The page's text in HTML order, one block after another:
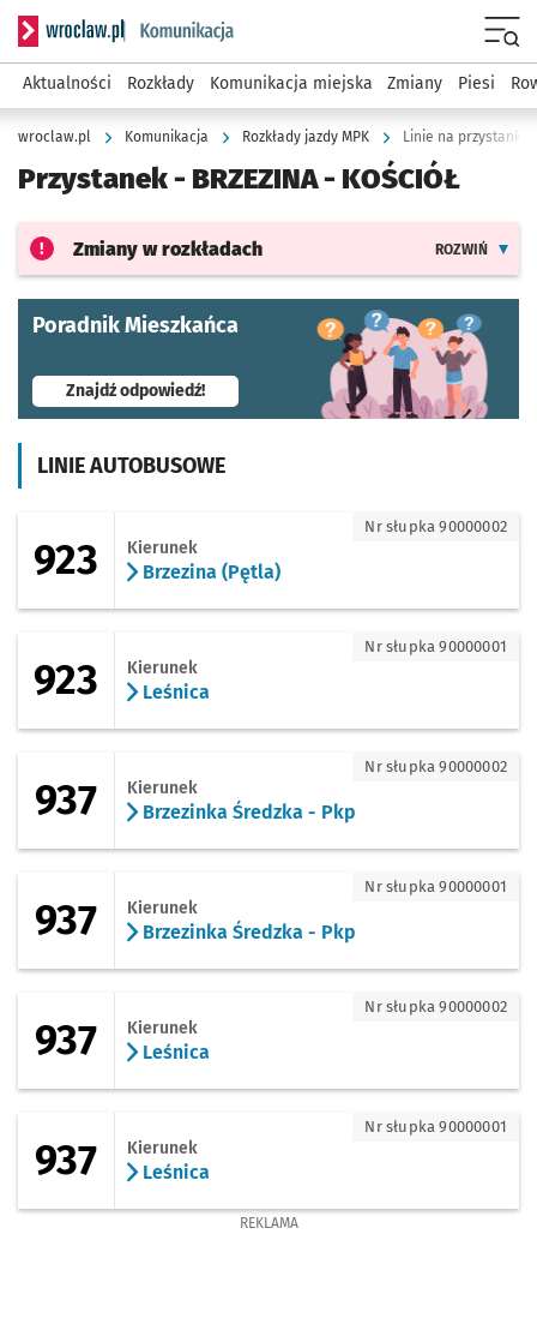
Serwis informacyjny wroclaw.pl podserwis: Komunikacja
Aktualności Rozkłady Komunikacja miejska Zmiany Piesi
wroclaw.pl Komunikacja Rozkłady jazdy MPK Linie na przystanku
Przystanek - BRZEZINA - KOŚCIÓŁ
Zmiany w rozkładach ROZWIŃ
Poradnik Mieszkańca
Znajdź odpowiedź!- otworzy się w nowej karcie
LINIE AUTOBUSOWE
923 - kierunek Brzezina (Pętla)
923 Kierunek
Brzezina (Pętla)
Nr słupka 90000002
923 Kierunek
Leśnica
Nr słupka 90000001
937 - kierunek Brzezinka Średzka - Pkp
937 Kierunek
Brzezinka Średzka - Pkp
Nr słupka 90000002
937 - kierunek Brzezinka Średzka - Pkp
937 Kierunek
Brzezinka Średzka - Pkp
Nr słupka 90000001
937 Kierunek
Leśnica
Nr słupka 90000002
937 Kierunek
Leśnica
Nr słupka 90000001
REKLAMA